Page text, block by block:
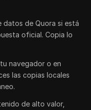
datos de Quora si está
oficial. Copia lo
navegador o en
las copias locales
de alto valor,